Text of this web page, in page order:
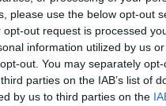
please use the below opt-out
out request is processed
information utilized by us
out. You may separately
parties on the IAB’s list of
by us to third parties on the
Emlékezzen rám